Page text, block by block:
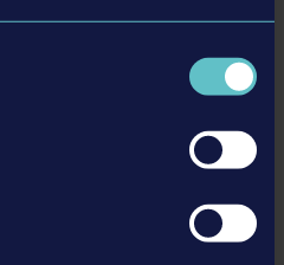
the circle-U logo
of Epic Games, Inc. in
of this software
is a registered
DLC